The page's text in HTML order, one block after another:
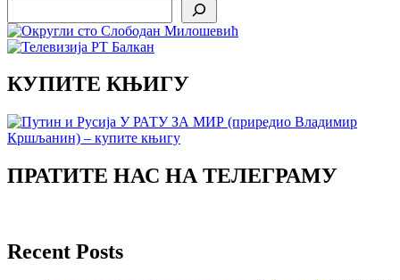
КУПИТЕ КЊИГУ
ПРАТИТЕ НАС НА ТЕЛЕГРАМУ
Recent Posts